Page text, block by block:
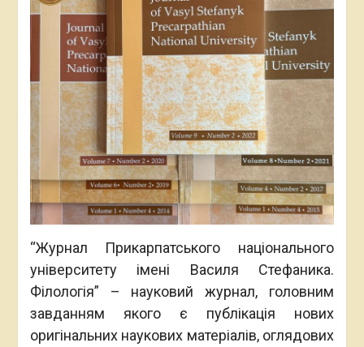
“Журнал Прикарпатського національного
університету імені Василя Стефаника.
Філологія” – науковий журнал, головним
завданням якого є публікація нових
оригінальних наукових матеріалів, оглядових